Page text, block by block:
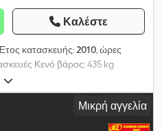
Καλέστε
κατασκευής:2010, ώρες
Κενό βάρος: 435 kg
2 m³/m Διαστάσεις
εκ. Τύπος συμπιεστή: Κοχλιωτοί
Πίεση εργασίας: 7 bar
για περισσότερες
Μικρή αγγελία